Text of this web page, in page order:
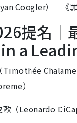
Coogler）｜《罪
提名｜
a
Timothée
）
（Leonardo